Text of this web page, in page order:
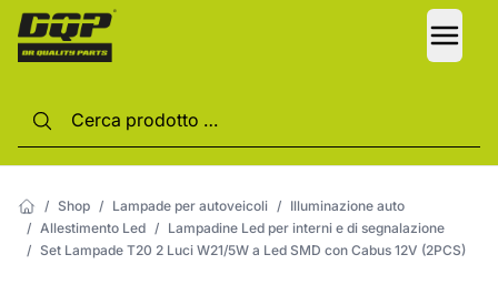
/ Shop / Lampade per autoveicoli / Illuminazione auto
/ Allestimento Led / Lampadine Led per interni e di segnalazione
/ Set Lampade T20 2 Luci W21/5W a Led SMD con Cabus 12V (2PCS)